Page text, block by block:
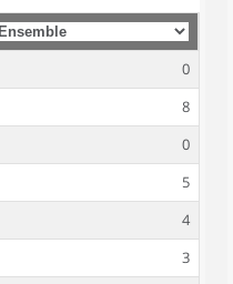
0
8
0
5
4
3